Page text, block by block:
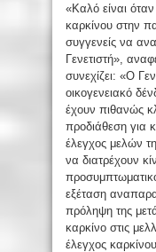
«Καλό είναι
καρκίνου στην
συγγενείς να
Γενετιστή»,
συνεχίζει: «Ο
οικογενειακό
έχουν πιθανώς
προδιάθεση για
έλεγχος μελών
να διατρέχουν
εξέταση
πρόληψη της
καρκίνο στις
έλεγχος